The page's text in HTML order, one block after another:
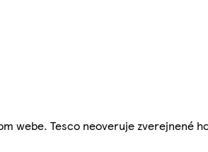
webe. Tesco neoveruje zverejnené